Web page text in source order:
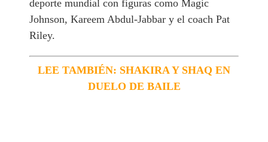
deporte mundial con figuras como Magic
Johnson, Kareem Abdul-Jabbar y el coach Pat
Riley.
LEE TAMBIÉN: SHAKIRA Y SHAQ EN
DUELO DE BAILE